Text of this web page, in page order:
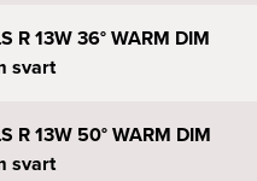
R 13W 36° WARM DIM
svart
R 13W 50° WARM DIM
svart